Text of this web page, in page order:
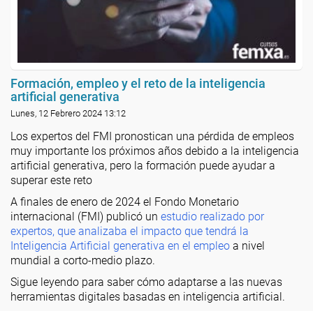
Formación, empleo y el reto de la inteligencia
artificial generativa
Lunes, 12 Febrero 2024 13:12
Los expertos del FMI pronostican una pérdida de empleos
muy importante los próximos años debido a la inteligencia
artificial generativa, pero la formación puede ayudar a
superar este reto
A finales de enero de 2024 el Fondo Monetario
internacional (FMI) publicó un estudio realizado por
expertos, que analizaba el impacto que tendrá la
Inteligencia Artificial generativa en el empleo a nivel
mundial a corto-medio plazo.
Sigue leyendo para saber cómo adaptarse a las nuevas
herramientas digitales basadas en inteligencia artificial.